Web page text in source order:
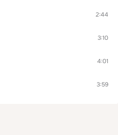
2:44
3:10
4:01
3:59